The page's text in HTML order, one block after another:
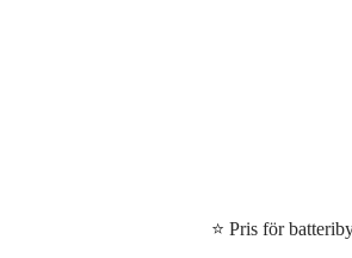
⭐ Pris för